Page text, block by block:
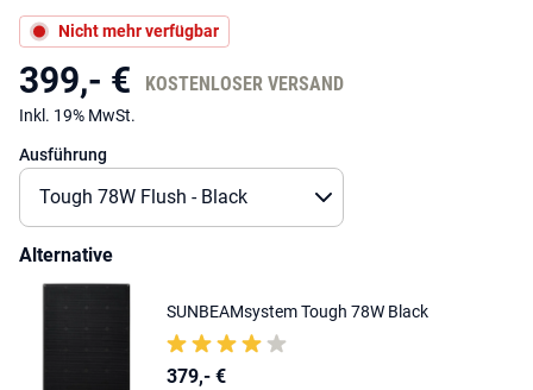
Nicht mehr verfügbar
399,- € KOSTENLOSER VERSAND
Inkl. 19% MwSt.
Ausführung
Alternative
SUNBEAMsystem Tough 78W Black
379,- €